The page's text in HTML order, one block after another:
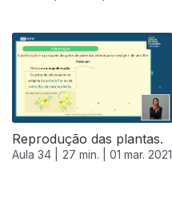
Reprodução das plantas.
Aula 34 | 27 min. | 01 mar. 2021
528142